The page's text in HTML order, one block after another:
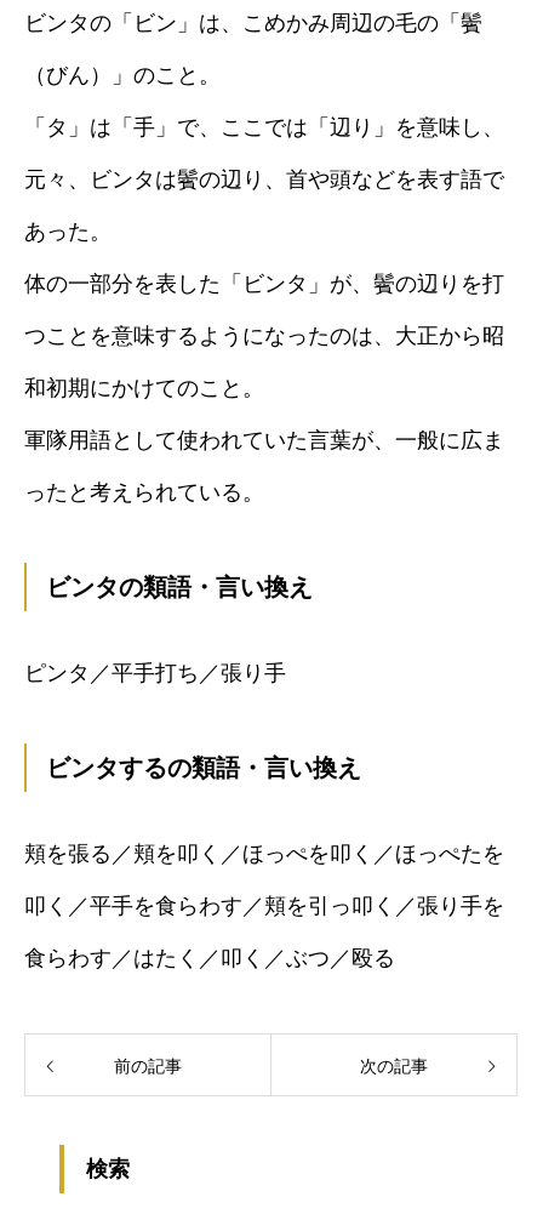
ビンタの「ビン」は、こめかみ周辺の毛の「鬢
（びん）」のこと。
「タ」は「手」で、ここでは「辺り」を意味し、
元々、ビンタは鬢の辺り、首や頭などを表す語で
あった。
体の一部分を表した「ビンタ」が、鬢の辺りを打
つことを意味するようになったのは、大正から昭
和初期にかけてのこと。
軍隊用語として使われていた言葉が、一般に広ま
ったと考えられている。
ビンタの類語・言い換え
ピンタ／平手打ち／張り手
ビンタするの類語・言い換え
頬を張る／頬を叩く／ほっぺを叩く／ほっぺたを
叩く／平手を食らわす／頬を引っ叩く／張り手を
食らわす／はたく／叩く／ぶつ／殴る
前の記事 次の記事
検索